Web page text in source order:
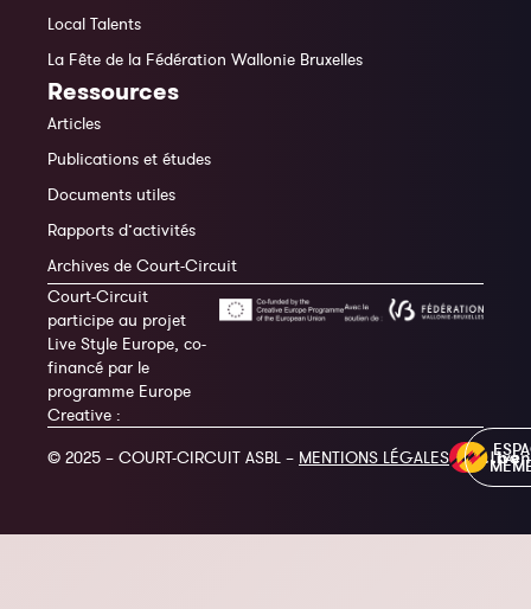
Local Talents
La Fête de la Fédération Wallonie Bruxelles
Ressources
Articles
Publications et études
Documents utiles
Rapports d’activités
Archives de Court-Circuit
Court-Circuit
participe au projet
Live Style Europe, co-
financé par le
programme Europe
Creative :
© 2025 – COURT-CIRCUIT ASBL – MENTIONS LÉGALES